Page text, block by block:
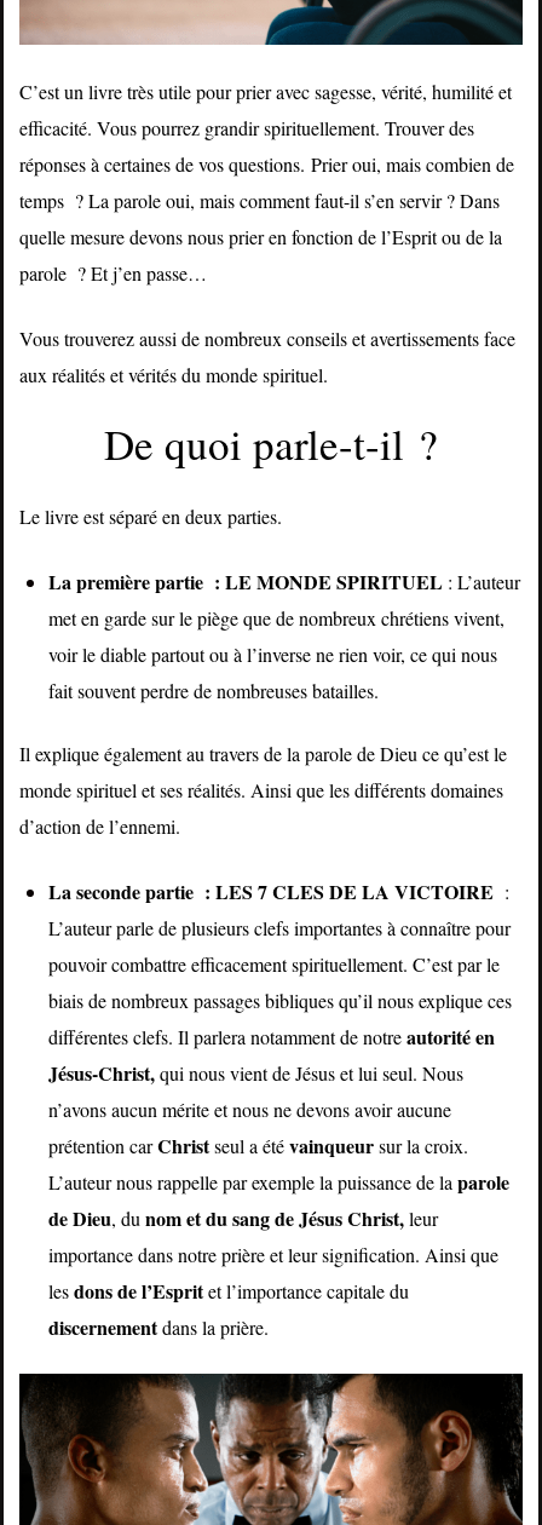
C’est un livre très utile pour prier avec sagesse, vérité, humilité et
efficacité. Vous pourrez grandir spirituellement. Trouver des
réponses à certaines de vos questions.Prier oui, mais combien de
temps ? La parole oui, mais comment faut-il s’en servir ? Dans
quelle mesure devons nous prier en fonction de l’Esprit ou de la
parole ? Et j’en passe…
Vous trouverez aussi de nombreux conseils et avertissements face
aux réalités et vérités du monde spirituel.
De quoi parle-t-il ?
Le livre est séparé en deux parties.
La première partie : LE MONDE SPIRITUEL : L’auteur
met en garde sur le piège que de nombreux chrétiens vivent,
voir le diable partout ou à l’inverse ne rien voir, ce qui nous
fait souvent perdre de nombreuses batailles.
Il explique également au travers de la parole de Dieu ce qu’est le
monde spirituel et ses réalités. Ainsi que les différents domaines
d’action de l’ennemi.
La seconde partie : LES 7 CLES DE LA VICTOIRE :
L’auteur parle de plusieurs clefs importantes à connaître pour
pouvoir combattre efficacement spirituellement. C’est par le
biais de nombreux passages bibliques qu’il nous explique ces
différentes clefs. Il parlera notamment de notreautorité en
Jésus-Christ,qui nous vient de Jésus et lui seul. Nous
n’avons aucun mérite et nous ne devons avoir aucune
prétention carChristseul a étévainqueursur la croix.
L’auteur nous rappelle par exemple la puissance de laparole
de Dieu, dunom et du sang de Jésus Christ,leur
importance dans notre prière et leur signification. Ainsi que
lesdons de l’Espritet l’importance capitale du
discernementdans la prière.